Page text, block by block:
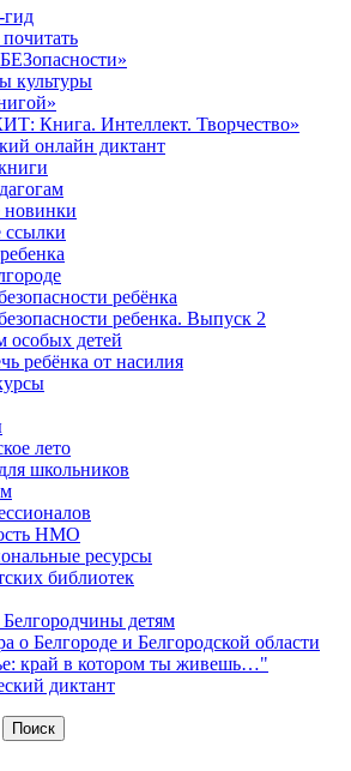
гид
культуры
Книга. Интеллект. Творчество»
онлайн диктант
ссылки
ребёнка
ребенка. Выпуск 2
особых детей
ребёнка от насилия
лето
школьников
НМО
ресурсы
библиотек
детям
о Белгороде и Белгородской области
край в котором ты живешь…"
диктант